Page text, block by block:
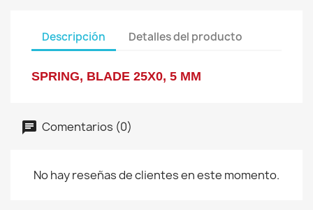
Descripción Detalles del producto
SPRING, BLADE 25X0, 5 MM
Comentarios (0)
No hay reseñas de clientes en este momento.